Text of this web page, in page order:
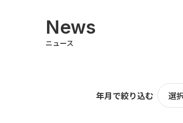
News
ニュース
年月で絞り込む